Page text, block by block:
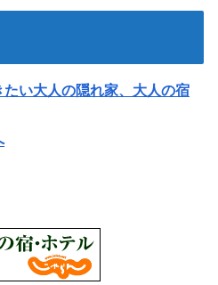
い大人の隠れ家、大人の宿